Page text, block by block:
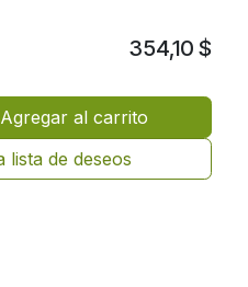
Agregar al carrito
lista de deseos
354,10 $